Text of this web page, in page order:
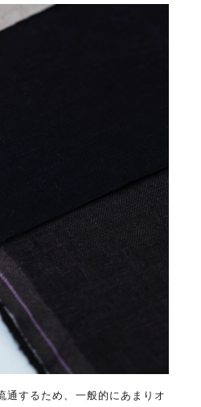
通するため、一般的にあまりオ